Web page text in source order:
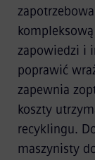
zapowiedzi i
poprawić
zapewnia
koszty
recyklingu.
maszynisty